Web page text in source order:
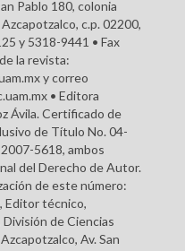
Pablo 180, colonia
c.p. 02200,
y 5318-9441 • Fax
la revista:
y correo
• Editora
Ávila. Certificado de
de Título No. 04-
5618, ambos
del Derecho de Autor.
de este número:
Editor técnico,
de Ciencias
Av. San